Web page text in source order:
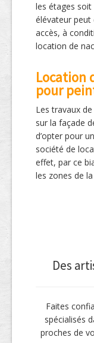
les étages soit
élévateur
accès, à
location de
Location
pour
Les travaux
sur la façade
d’opter pour
société de
effet, par ce
les zones de
Des
Faites
spécialisés
proches de